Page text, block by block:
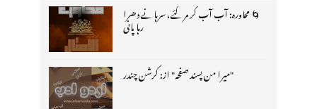
🌀 محاورہ: آب آب کر مر گئے، سرہانے دھرا
رہا پانی
"میرا من پسند صفحہ" از: کرشن چندر